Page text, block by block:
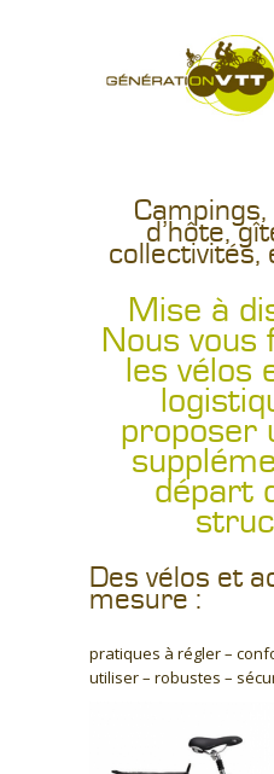
d’hôte,
Mise à
Nous vous
les vélos
proposer
départ
Des vélos et
mesure :
pratiques à régler –
utiliser – robustes –